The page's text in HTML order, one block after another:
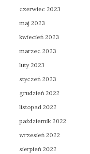
czerwiec 2023
maj 2023
kwiecień 2023
marzec 2023
luty 2023
styczeń 2023
grudzień 2022
listopad 2022
październik 2022
wrzesień 2022
sierpień 2022